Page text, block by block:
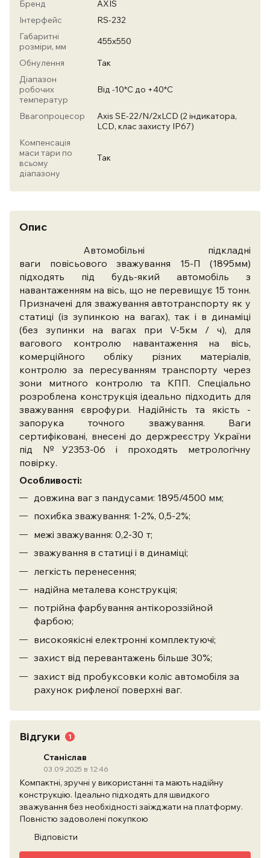
Бренд
AXIS
Інтерфейс
RS-232
Габаритні
розміри, мм
455х550
Обнулення
Так
Діапазон
робочих
температур
Від -10*С до +40*С
Ввагопроцесор
Axis SE-22/N/2xLCD (2 індикатора,
LСD, клас захисту IP67)
Компенсація
маси тари по
всьому
діапазону
Так
Опис
Автомобільні підкладні
ваги повісьового зважування 15-П (1895мм)
підходять під будь-який автомобіль з
навантаженням на вісь, що не перевищує 15 тонн.
Призначені для зважування автотранспорту як у
статиці (із зупинкою на вагах), так і в динаміці
(без зупинки на вагах при V-5км / ч), для
вагового контролю навантаження на вісь,
комерційного обліку різних матеріалів,
контролю за пересуванням транспорту через
зони митного контролю та КПП. Спеціально
розроблена конструкція ідеально підходить для
зважування єврофури. Надійність та якість -
запорука точного зважування. Ваги
сертифіковані, внесені до держреєстру України
під №У2353-06 і проходять метрологічну
повірку.
Особливості:
довжина ваг з пандусами: 1895/4500 мм;
похибка зважування: 1-2%, 0,5-2%;
межі зважування: 0,2-30 т;
зважування в статиці і в динаміці;
легкість перенесення;
надійна металева конструкція;
потрійна фарбування антікороззійной
фарбою;
високоякісні електронні комплектуючі;
захист від перевантажень більше 30%;
захист від пробуксовки коліс автомобіля за
рахунок рифленої поверхні ваг.
Відгуки 1
Станіслав
03.09.2025 в 12:46
Компактні, зручні у використанні та мають надійну
конструкцію. Ідеально підходять для швидкого
зважування без необхідності заїжджати на платформу.
Повністю задоволені покупкою
Відповісти